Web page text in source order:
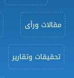
مقالات ورأى
تحقيقات وتقارير